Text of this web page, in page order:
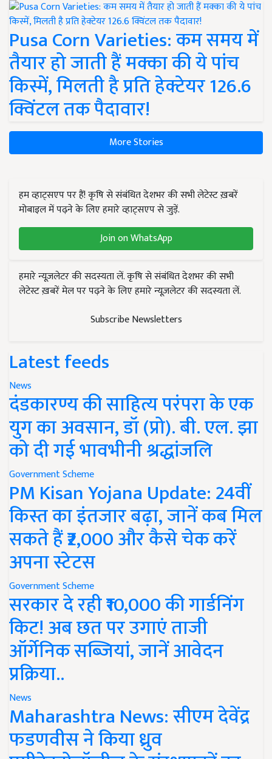
Pusa Corn Varieties: कम समय में
तैयार हो जाती हैं मक्का की ये पांच
किस्में, मिलती है प्रति हेक्टेयर 126.6
क्विंटल तक पैदावार!
More Stories
हम व्हाट्सएप पर हैं! कृषि से संबंधित देशभर की सभी लेटेस्ट ख़बरें
मोबाइल में पढ़ने के लिए हमारे व्हाट्सएप से जुड़ें.
Join on WhatsApp
हमारे न्यूज़लेटर की सदस्यता लें. कृषि से संबंधित देशभर की सभी
लेटेस्ट ख़बरें मेल पर पढ़ने के लिए हमारे न्यूज़लेटर की सदस्यता लें.
Subscribe Newsletters
Latest feeds
News
दंडकारण्य की साहित्य परंपरा के एक
युग का अवसान, डॉ (प्रो). बी. एल. झा
को दी गई भावभीनी श्रद्धांजलि
Government Scheme
PM Kisan Yojana Update: 24वीं
किस्त का इंतजार बढ़ा, जानें कब मिल
सकते हैं ₹2,000 और कैसे चेक करें
अपना स्टेटस
Government Scheme
सरकार दे रही ₹10,000 की गार्डनिंग
किट! अब छत पर उगाएं ताजी
ऑर्गेनिक सब्जियां, जानें आवेदन
प्रक्रिया..
News
Maharashtra News: सीएम देवेंद्र
फडणवीस ने किया ध्रुव